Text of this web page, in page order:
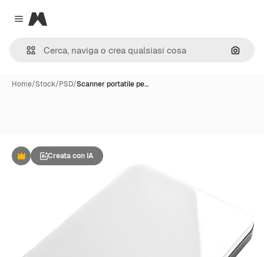
Close menu
Magnific
Cerca
Home/Stock/PSD/Scanner portatile pe…
PremiumCreata con IA